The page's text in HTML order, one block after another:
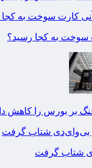
سوخت به کجا رسید؟
جنگ بر بورس را کاهش
شتاب گرفت